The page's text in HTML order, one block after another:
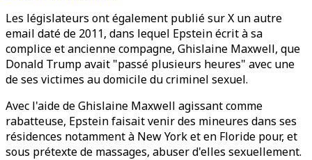
Les législateurs ont également publié sur X un autre
email daté de 2011, dans lequel Epstein écrit à sa
complice et ancienne compagne, Ghislaine Maxwell, que
Donald Trump avait "passé plusieurs heures" avec une
de ses victimes au domicile du criminel sexuel.
Avec l'aide de Ghislaine Maxwell agissant comme
rabatteuse, Epstein faisait venir des mineures dans ses
résidences notamment à New York et en Floride pour, et
sous prétexte de massages, abuser d'elles sexuellement.